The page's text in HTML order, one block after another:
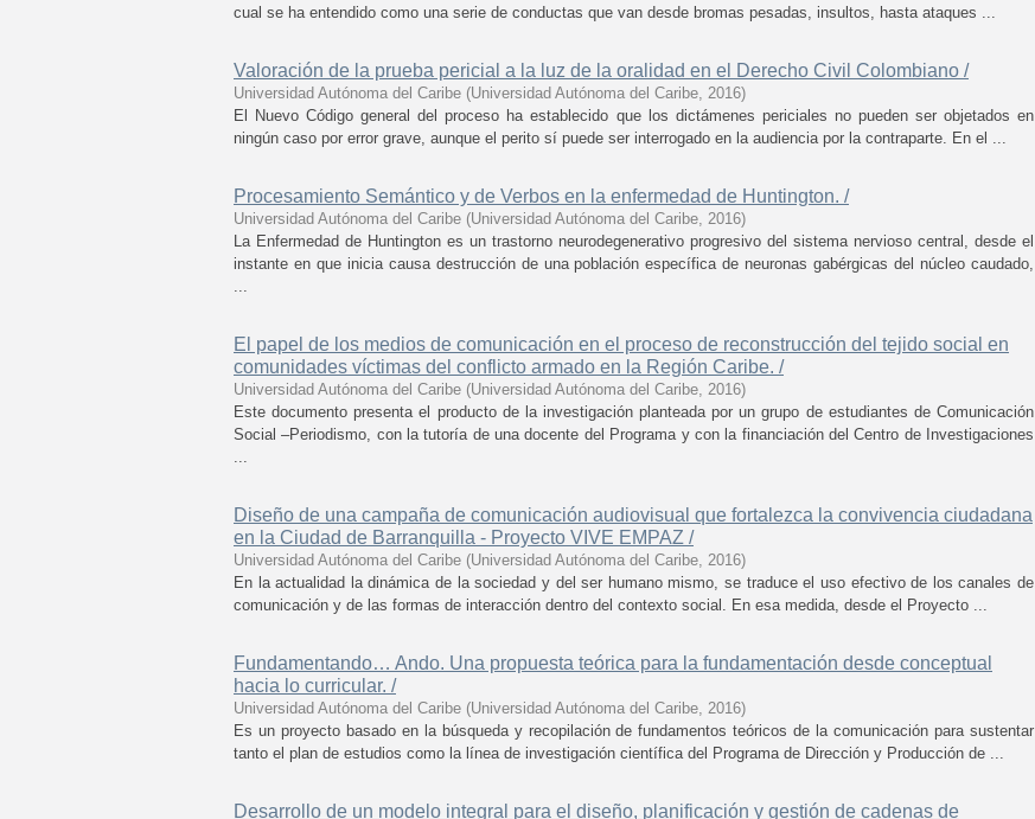
cual se ha entendido como una serie de conductas que van desde bromas pesadas, insultos, hasta ataques ...
Valoración de la prueba pericial a la luz de la oralidad en el Derecho Civil Colombiano /
Universidad Autónoma del Caribe (Universidad Autónoma del Caribe, 2016)
El Nuevo Código general del proceso ha establecido que los dictámenes periciales no pueden ser objetados en
ningún caso por error grave, aunque el perito sí puede ser interrogado en la audiencia por la contraparte. En el ...
Procesamiento Semántico y de Verbos en la enfermedad de Huntington. /
Universidad Autónoma del Caribe (Universidad Autónoma del Caribe, 2016)
La Enfermedad de Huntington es un trastorno neurodegenerativo progresivo del sistema nervioso central, desde el
instante en que inicia causa destrucción de una población específica de neuronas gabérgicas del núcleo caudado,
...
El papel de los medios de comunicación en el proceso de reconstrucción del tejido social en
comunidades víctimas del conflicto armado en la Región Caribe. /
Universidad Autónoma del Caribe (Universidad Autónoma del Caribe, 2016)
Este documento presenta el producto de la investigación planteada por un grupo de estudiantes de Comunicación
Social –Periodismo, con la tutoría de una docente del Programa y con la financiación del Centro de Investigaciones
...
Diseño de una campaña de comunicación audiovisual que fortalezca la convivencia ciudadana
en la Ciudad de Barranquilla - Proyecto VIVE EMPAZ /
Universidad Autónoma del Caribe (Universidad Autónoma del Caribe, 2016)
En la actualidad la dinámica de la sociedad y del ser humano mismo, se traduce el uso efectivo de los canales de
comunicación y de las formas de interacción dentro del contexto social. En esa medida, desde el Proyecto ...
Fundamentando… Ando. Una propuesta teórica para la fundamentación desde conceptual
hacia lo curricular. /
Universidad Autónoma del Caribe (Universidad Autónoma del Caribe, 2016)
Es un proyecto basado en la búsqueda y recopilación de fundamentos teóricos de la comunicación para sustentar
tanto el plan de estudios como la línea de investigación científica del Programa de Dirección y Producción de ...
Desarrollo de un modelo integral para el diseño, planificación y gestión de cadenas de